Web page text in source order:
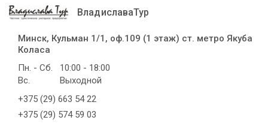
ВладиславаТур
Минск, Кульман 1/1, оф.109 (1 этаж) ст. метро Якуба
Коласа
Пн. - Сб.
10:00 - 18:00
Вс.
Выходной
+375 (29) 663 54 22
+375 (29) 574 59 03